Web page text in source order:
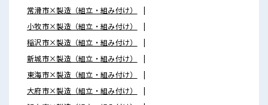
常滑市×製造（組立・組み付け）
小牧市×製造（組立・組み付け）
稲沢市×製造（組立・組み付け）
新城市×製造（組立・組み付け）
東海市×製造（組立・組み付け）
大府市×製造（組立・組み付け）